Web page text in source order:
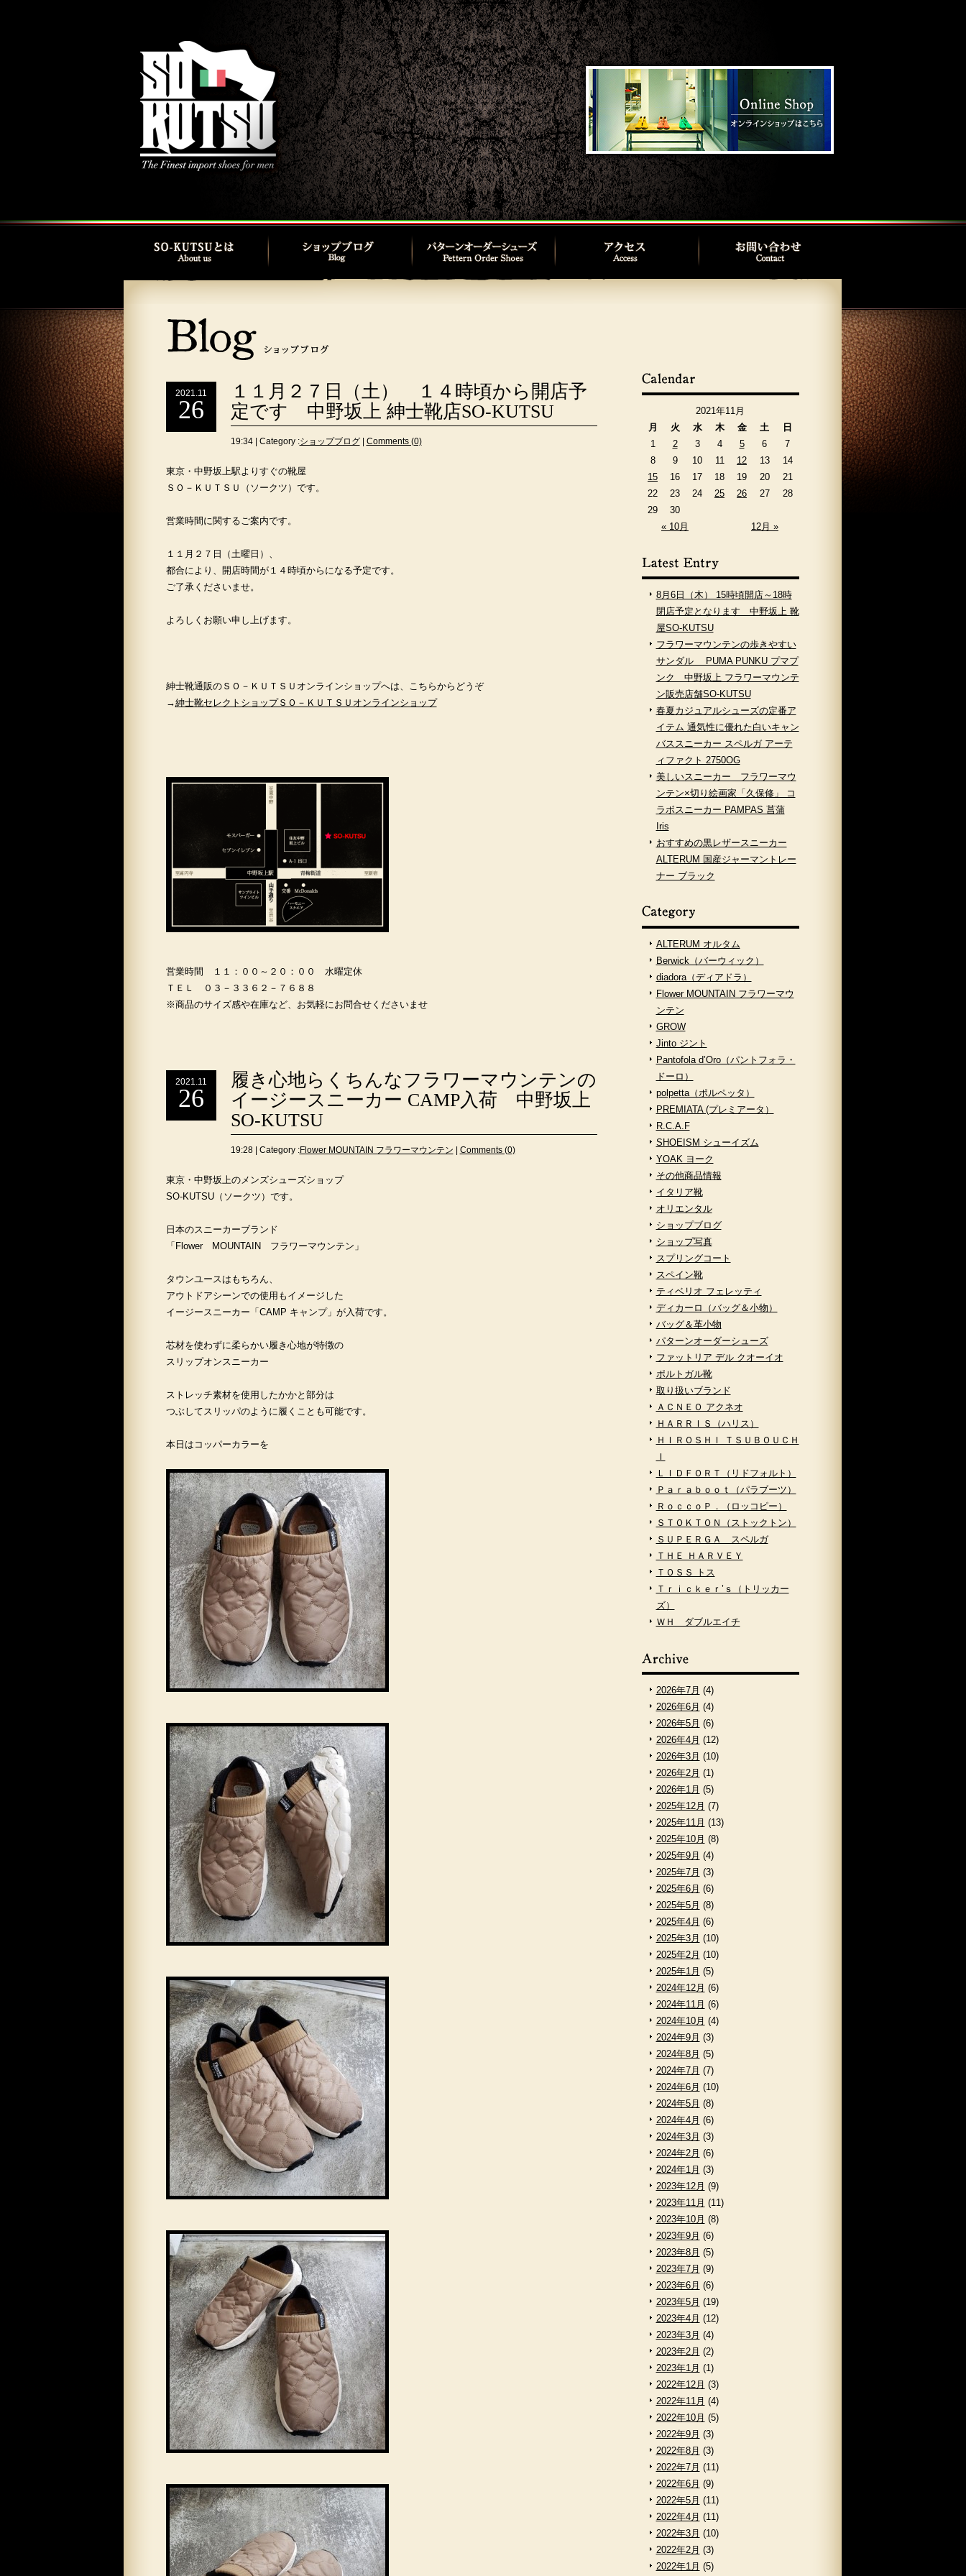
2021.11
26
１１月２７日（土） １４時頃から開店予
定です 中野坂上 紳士靴店SO-KUTSU
19:34 | Category :ショップブログ| Comments (0)
東京・中野坂上駅よりすぐの靴屋
ＳＯ－ＫＵＴＳＵ（ソークツ）です。
営業時間に関するご案内です。
１１月２７日（土曜日）、
都合により、開店時間が１４時頃からになる予定です。
ご了承くださいませ。
よろしくお願い申し上げます。
紳士靴通販のＳＯ－ＫＵＴＳＵオンラインショップへは、こちらからどうぞ
→紳士靴セレクトショップＳＯ－ＫＵＴＳＵオンラインショップ
営業時間 １１：００～２０：００ 水曜定休
ＴＥＬ ０３－３３６２－７６８８
※商品のサイズ感や在庫など、お気軽にお問合せくださいませ
2021.11
26
履き心地らくちんなフラワーマウンテンの
イージースニーカー CAMP入荷 中野坂上
SO-KUTSU
19:28 | Category :Flower MOUNTAIN フラワーマウンテン | Comments (0)
東京・中野坂上のメンズシューズショップ
SO-KUTSU（ソークツ）です。
日本のスニーカーブランド
「Flower MOUNTAIN フラワーマウンテン」
タウンユースはもちろん、
アウトドアシーンでの使用もイメージした
イージースニーカー「CAMP キャンプ」が入荷です。
芯材を使わずに柔らかい履き心地が特徴の
スリップオンスニーカー
ストレッチ素材を使用したかかと部分は
つぶしてスリッパのように履くことも可能です。
本日はコッパーカラーを
2021年11月
月
火 水 木 金 土 日
« 10月 12月 »
1 2 3 4 5 6
7
8
9 10 11 12 13
14
15
16 17 18 19 20
21
22
23 24 25 26 27
28
29
30
8月6日（木） 15時頃開店～18時
閉店予定となります 中野坂上 靴
屋SO-KUTSU
フラワーマウンテンの歩きやすい
サンダル PUMA PUNKU プマプ
ンク 中野坂上 フラワーマウンテ
ン販売店舗SO-KUTSU
春夏カジュアルシューズの定番ア
イテム 通気性に優れた白いキャン
バススニーカー スペルガ アーテ
ィファクト 2750OG
美しいスニーカー フラワーマウ
ンテン×切り絵画家「久保修」 コ
ラボスニーカー PAMPAS 菖蒲
Iris
おすすめの黒レザースニーカー
ALTERUM 国産ジャーマントレー
ナー ブラック
ALTERUM オルタム
Berwick（バーウィック）
diadora（ディアドラ）
Flower MOUNTAIN フラワーマウ
ンテン
GROW
Jinto ジント
Pantofola d’Oro（パントフォラ・
ドーロ）
polpetta（ポルペッタ）
PREMIATA (プレミアータ）
R.C.A.F
SHOEISM シューイズム
YOAK ヨーク
その他商品情報
イタリア靴
オリエンタル
ショップブログ
ショップ写真
スプリングコート
スペイン靴
ティベリオ フェレッティ
ディカーロ（バッグ＆小物）
バッグ＆革小物
パターンオーダーシューズ
ファットリア デル クオーイオ
ポルトガル靴
取り扱いブランド
ＡＣＮＥＯ アクネオ
ＨＡＲＲＩＳ（ハリス）
ＨＩＲＯＳＨＩ ＴＳＵＢＯＵＣＨ
Ｉ
ＬＩＤＦＯＲＴ（リドフォルト）
Ｐａｒａｂｏｏｔ（パラブーツ）
ＲｏｃｃｏＰ．（ロッコピー）
ＳＴＯＫＴＯＮ（ストックトン）
ＳＵＰＥＲＧＡ スペルガ
ＴＨＥ ＨＡＲＶＥＹ
ＴＯＳＳ トス
Ｔｒｉｃｋｅｒ’ｓ（トリッカー
ズ）
ＷＨ ダブルエイチ
2026年7月 (4)
2026年6月 (4)
2026年5月 (6)
2026年4月 (12)
2026年3月 (10)
2026年2月 (1)
2026年1月 (5)
2025年12月 (7)
2025年11月 (13)
2025年10月 (8)
2025年9月 (4)
2025年7月 (3)
2025年6月 (6)
2025年5月 (8)
2025年4月 (6)
2025年3月 (10)
2025年2月 (10)
2025年1月 (5)
2024年12月 (6)
2024年11月 (6)
2024年10月 (4)
2024年9月 (3)
2024年8月 (5)
2024年7月 (7)
2024年6月 (10)
2024年5月 (8)
2024年4月 (6)
2024年3月 (3)
2024年2月 (6)
2024年1月 (3)
2023年12月 (9)
2023年11月 (11)
2023年10月 (8)
2023年9月 (6)
2023年8月 (5)
2023年7月 (9)
2023年6月 (6)
2023年5月 (19)
2023年4月 (12)
2023年3月 (4)
2023年2月 (2)
2023年1月 (1)
2022年12月 (3)
2022年11月 (4)
2022年10月 (5)
2022年9月 (3)
2022年8月 (3)
2022年7月 (11)
2022年6月 (9)
2022年5月 (11)
2022年4月 (11)
2022年3月 (10)
2022年2月 (3)
2022年1月 (5)